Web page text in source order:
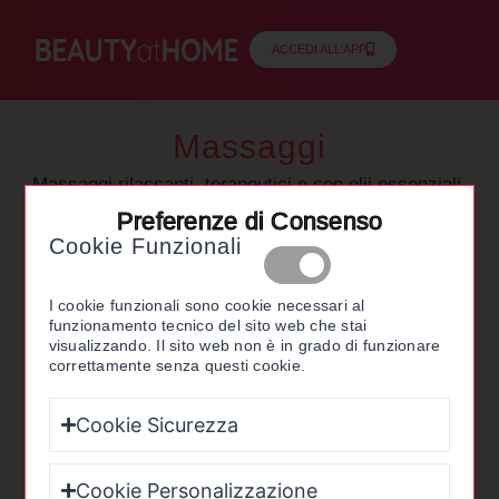
ACCEDI ALL'APP
Massaggi
Massaggi rilassanti, terapeutici e con olii essenziali.
Scopri tutte le tipologie di messaggi e le migliori
attrezzature disponibili sul mercato.
Preferenze di Consenso
Cookie Funzionali
I cookie funzionali sono cookie necessari al
funzionamento tecnico del sito web che stai
visualizzando. Il sito web non è in grado di funzionare
correttamente senza questi cookie.
Cookie Sicurezza
Cookie Personalizzazione